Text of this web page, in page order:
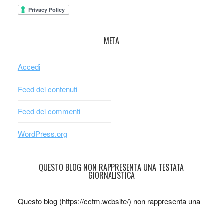
META
Accedi
Feed dei contenuti
Feed dei commenti
WordPress.org
QUESTO BLOG NON RAPPRESENTA UNA TESTATA
GIORNALISTICA
Questo blog (https://cctm.website/) non rappresenta una